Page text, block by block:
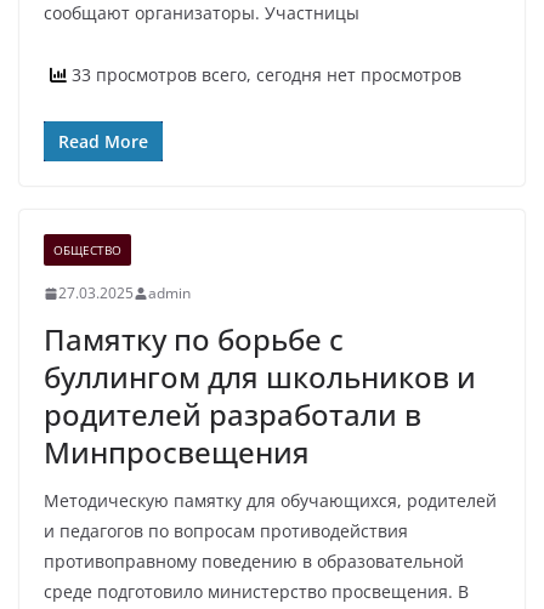
сообщают организаторы. Участницы
33 просмотров всего, сегодня нет просмотров
Read More
ОБЩЕСТВО
27.03.2025 admin
Памятку по борьбе с
буллингом для школьников и
родителей разработали в
Минпросвещения
Методическую памятку для обучающихся, родителей
и педагогов по вопросам противодействия
противоправному поведению в образовательной
среде подготовило министерство просвещения. В